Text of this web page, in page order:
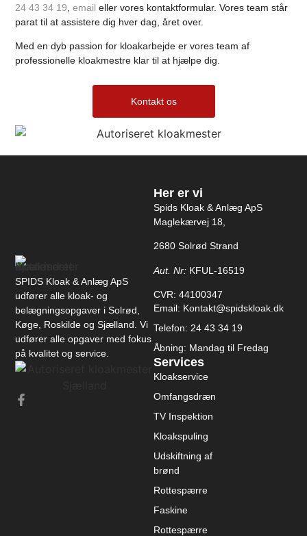
24 43 34 19 ,email eller vores kontaktformular. Vores team står
parat til at assistere dig hver dag, året over.
Med en dyb passion for kloakarbejde er vores team af
professionelle kloakmestre klar til at hjælpe dig.
Kontakt os
SPIDS Kloak & Anlæg ApS
udfører alle kloak- og
belægningsopgaver i Solrød,
Køge, Roskilde og Sjælland. Vi
udfører alle opgaver med fokus
på kvalitet og service.
Her er vi
Spids Kloak & Anlæg ApS
Maglekærvej 18,
2680 Solrød Strand
Aut. Nr: KFUL-16519
CVR: 44100347
Email: Kontakt@spidskloak.dk
Telefon: 24 43 34 19
Åbning: Mandag til Fredag
Services
Kloakservice
Omfangsdræn
TV Inspektion
Kloakspuling
Udskiftning af
brønd
Rottespærre
Faskine
Rottespærre